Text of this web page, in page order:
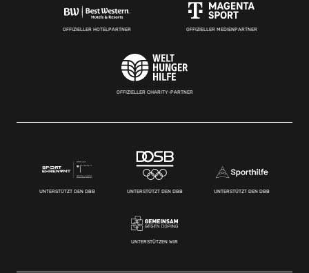
OFFIZIELLER HOTELPARTNER OFFIZIELLER MEDIENPARTNER
OFFIZIELLER CHARITY-PARTNER
UNTERSTÜTZT DEN DBB UNTERSTÜTZT DEN DBB UNTERSTÜTZT DEN DBB
UNTERSTÜTZEN WIR